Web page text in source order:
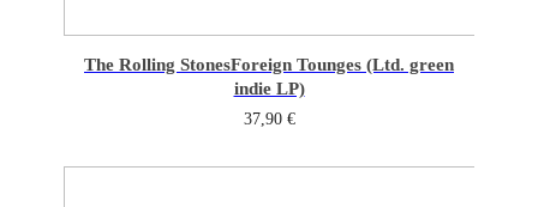
The Rolling StonesForeign Tounges (Ltd. green
indie LP)
37,90 €